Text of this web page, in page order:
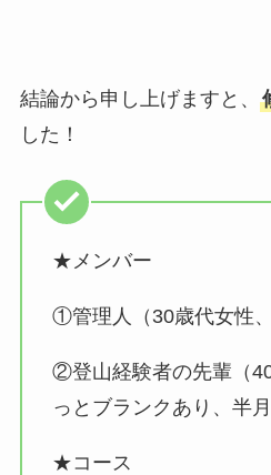
結論から申し上げますと、
した！
★メンバー
①管理人（30歳代女性、
②登山経験者の先輩（
っとブランクあり、半
★コース